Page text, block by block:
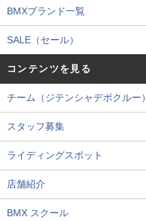
BMXブランド一覧
SALE（セール）
コンテンツを見る
チーム（ジテンシャデポクルー）
スタッフ募集
ライディングスポット
店舗紹介
BMX スクール